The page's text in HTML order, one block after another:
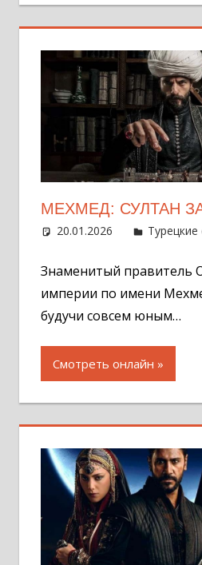
МЕХМЕД: СУЛТАН
20.01.2026
Знаменитый правитель
империи по имени
будучи совсем юным…
Смотреть онлайн